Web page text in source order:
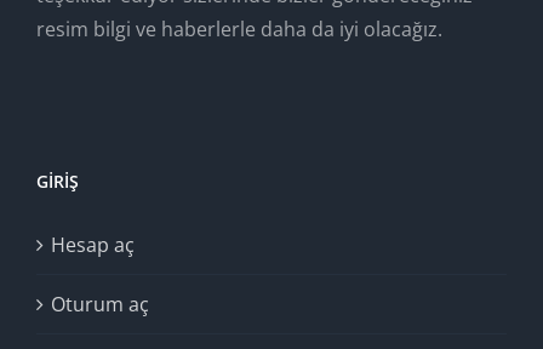
resim bilgi ve haberlerle daha da iyi olacağız.
GIRIŞ
Hesap aç
Oturum aç